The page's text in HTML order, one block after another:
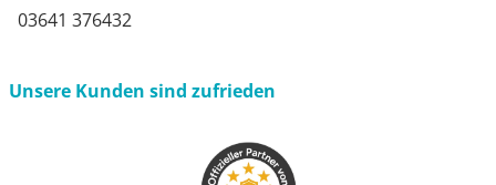
03641 376432
Unsere Kunden sind zufrieden